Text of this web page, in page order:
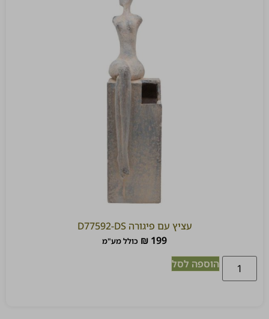
עציץ עם פיגורה D77592-DS
₪ 199 כולל מע"מ
הוספה לסל